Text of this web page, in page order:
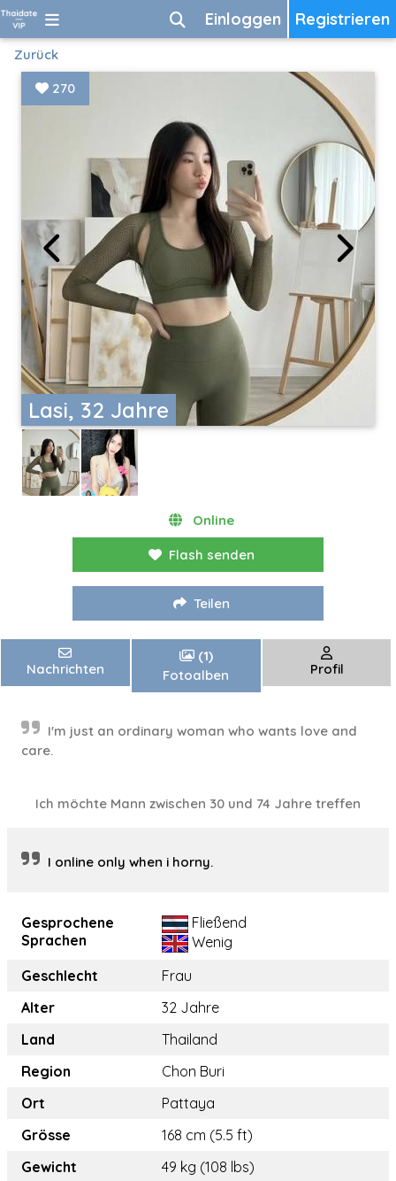
Registrieren
Einloggen
Zurück
Lasi, 32 Jahre
270
Online
Flash senden
Teilen
Nachrichten
(1)
Fotoalben
Profil
I'm just an ordinary woman who wants love and
care.
Ich möchte Mann zwischen 30 und 74 Jahre treffen
I online only when i horny.
Gesprochene
Sprachen
Fließend
Wenig
Geschlecht
Frau
Alter
32 Jahre
Land
Thailand
Region
Chon Buri
Ort
Pattaya
Grösse
168 cm (5.5 ft)
Gewicht
49 kg (108 lbs)